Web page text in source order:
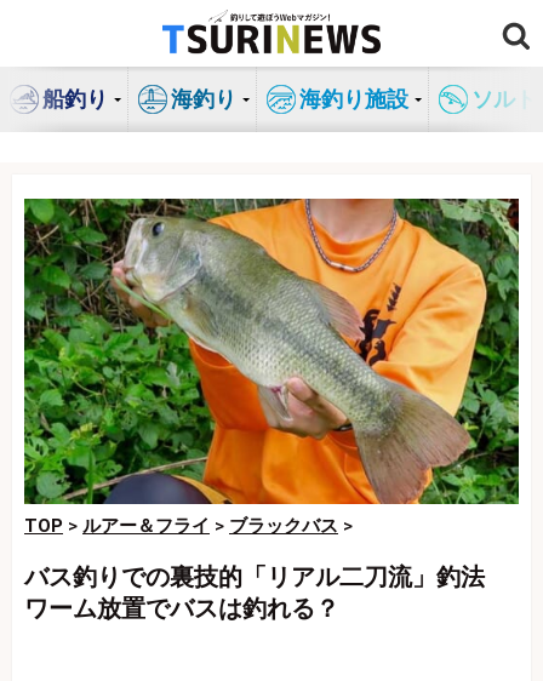
ン
船釣り 海釣り 海釣り施設 ソル
TOP > ルアー＆フライ > ブラックバス >
バス釣りでの裏技的「リアル二刀流」釣法
ワーム放置でバスは釣れる？